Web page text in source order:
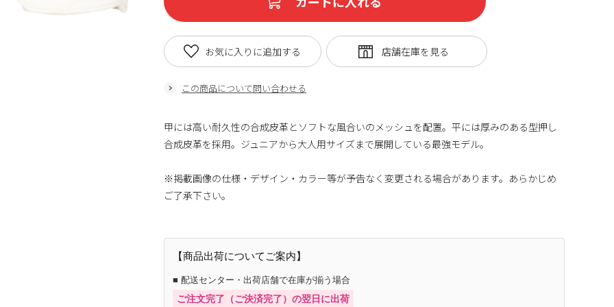
この商品について問い合わせる
お気に入りに追加する
甲には高い耐久性の合成皮革とソフトな風合いのメッシュを配置。平には厚みのある型押し
合成皮革を採用。ジュニアから大人用サイズまで展開している最強モデル。
※掲載画像の仕様・デザイン・カラー等が予告なく変更される場合があります。あらかじめ
ご了承下さい。
【商品出荷についてご案内】
■ 配送センター・出荷店舗で在庫が揃う場合
ご注文完了（ご決済完了）の翌日に出荷